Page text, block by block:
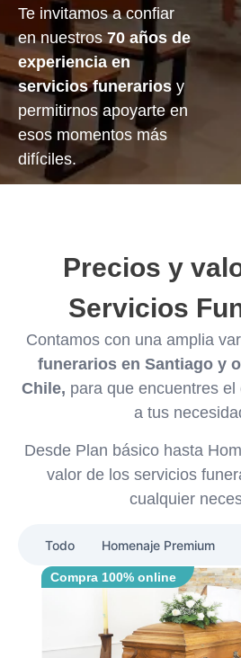
Te invitamos a confiar
en nuestros 70 años de
experiencia en
servicios funerarios y
permitirnos apoyarte en
esos momentos más
difíciles.
Precios y
Servicios
Contamos con una amplia
funerarios en Santiago y
Chile, para que encuentres
a tus
Desde Plan básico hasta
valor de los servicios
cualquier
Homenaje Premium
Todo
Compra 100% online